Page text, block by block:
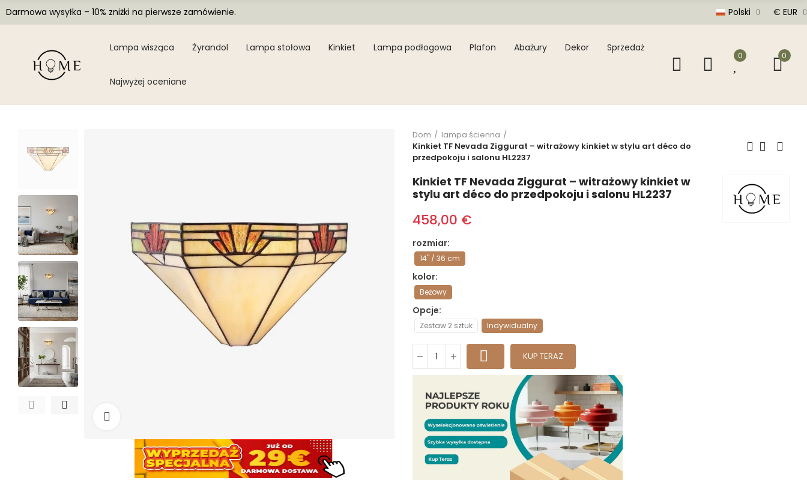
Darmowa wysyłka – 10% zniżki na pierwsze zamówienie. Polski € EUR
Lampa wisząca Żyrandol Lampa stołowa Kinkiet Lampa podłogowa Plafon Abażury Dekor Sprzedaż
Najwyżej oceniane
0 0
Dom
lampa ścienna
Kinkiet TF Nevada Ziggurat – witrażowy kinkiet w stylu art déco do
przedpokoju i salonu HL2237
Kinkiet TF Nevada Ziggurat – witrażowy kinkiet w
stylu art déco do przedpokoju i salonu HL2237
458,00 €
rozmiar
14" / 36 cm
kolor
Beżowy
Opcje
Zestaw 2 sztuk Indywidualny
KUP TERAZ